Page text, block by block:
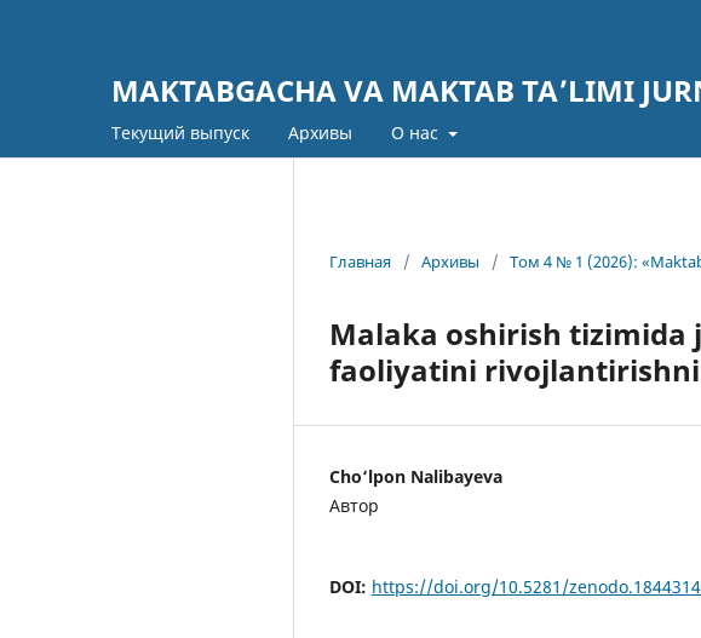
MAKTABGACHA VA MAKTAB TA’LIMI
Текущий выпуск Архивы О нас
Главная / Архивы / Том 4 № 1 (2026):
Malaka oshirish
faoliyatini
Cho‘lpon Nalibayeva
Автор
DOI: https://doi.org/10.5281/